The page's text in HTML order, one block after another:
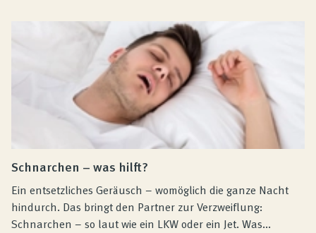
Schnarchen – was hilft?
Ein entsetzliches Geräusch – womöglich die ganze Nacht
hindurch. Das bringt den Partner zur Verzweiflung:
Schnarchen – so laut wie ein LKW oder ein Jet. Was...